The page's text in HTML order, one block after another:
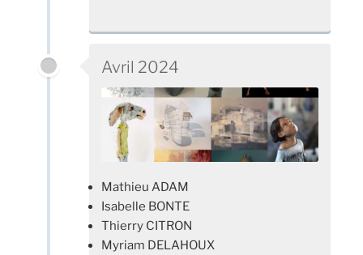
Avril 2024
Mathieu ADAM
Isabelle BONTE
Thierry CITRON
Myriam DELAHOUX